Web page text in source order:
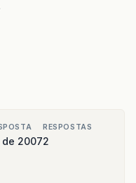
2007
RESPOSTAS
2